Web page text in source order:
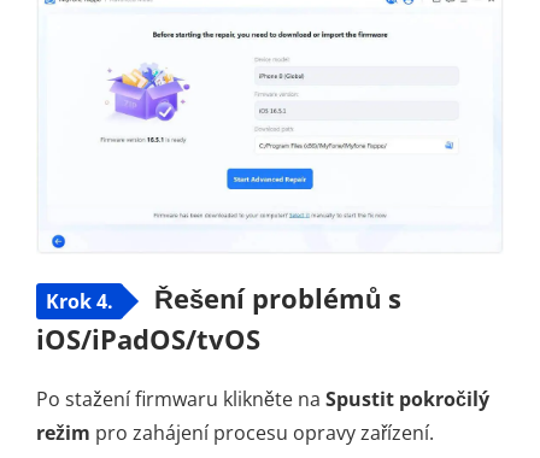
Krok 4.
Řešení problémů s
iOS/iPadOS/tvOS
Po stažení firmwaru klikněte na Spustit pokročilý
režim pro zahájení procesu opravy zařízení.